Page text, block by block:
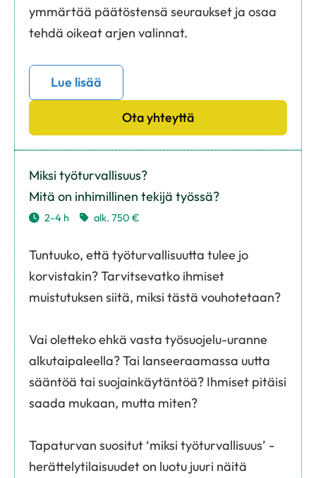
ymmärtää päätöstensä seuraukset ja osaa
tehdä oikeat arjen valinnat.
Lue lisää
Ota yhteyttä
Miksi työturvallisuus?
Mitä on inhimillinen tekijä työssä?
2-4 h alk. 750 €
Tuntuuko, että työturvallisuutta tulee jo
korvistakin? Tarvitsevatko ihmiset
muistutuksen siitä, miksi tästä vouhotetaan?
Vai oletteko ehkä vasta työsuojelu-uranne
alkutaipaleella? Tai lanseeraamassa uutta
sääntöä tai suojainkäytäntöä? Ihmiset pitäisi
saada mukaan, mutta miten?
Tapaturvan suositut ‘miksi työturvallisuus’ -
herättelytilaisuudet on luotu juuri näitä